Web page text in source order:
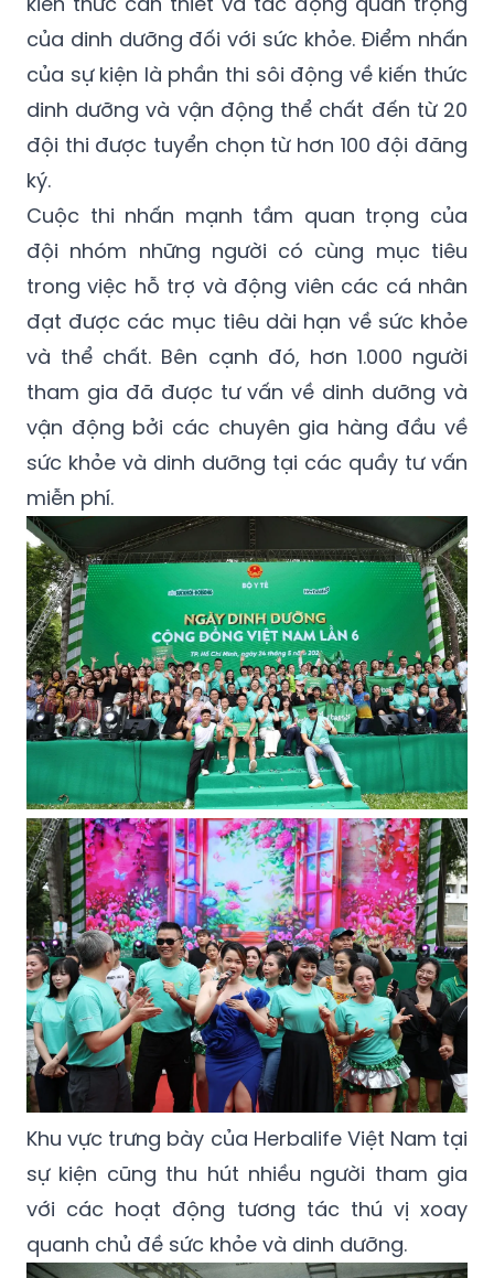
của dinh dưỡng đối với sức khỏe. Điểm nhấn
của sự kiện là phần thi sôi động về kiến thức
dinh dưỡng và vận động thể chất đến từ 20
đội thi được tuyển chọn từ hơn 100 đội đăng
ký.
Cuộc thi nhấn mạnh tầm quan trọng của
đội nhóm những người có cùng mục tiêu
trong việc hỗ trợ và động viên các cá nhân
đạt được các mục tiêu dài hạn về sức khỏe
và thể chất. Bên cạnh đó, hơn 1.000 người
tham gia đã được tư vấn về dinh dưỡng và
vận động bởi các chuyên gia hàng đầu về
sức khỏe và dinh dưỡng tại các quầy tư vấn
miễn phí.
Khu vực trưng bày của Herbalife Việt Nam tại
sự kiện cũng thu hút nhiều người tham gia
với các hoạt động tương tác thú vị xoay
quanh chủ đề sức khỏe và dinh dưỡng.